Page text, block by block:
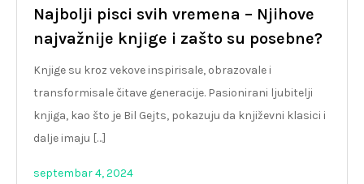
Najbolji pisci svih vremena – Njihove
najvažnije knjige i zašto su posebne?
Knjige su kroz vekove inspirisale, obrazovale i
transformisale čitave generacije. Pasionirani ljubitelji
knjiga, kao što je Bil Gejts, pokazuju da književni klasici i
dalje imaju […]
septembar 4, 2024